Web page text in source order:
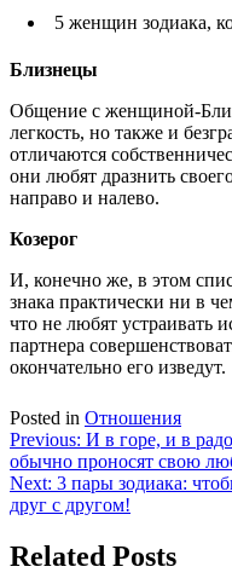
5 женщин зодиака,
Близнецы
Общение с женщиной-
легкость, но также и
отличаются
они любят дразнить
направо и налево.
Козерог
И, конечно же, в этом
знака практически ни в
что не любят устраивать
партнера
окончательно его изведут.
Posted in Отношения
Навигация
по
записям
Previous: И в горе, и в
обычно проносят свою
Next: 3 пары зодиака:
друг с другом!
Related Posts